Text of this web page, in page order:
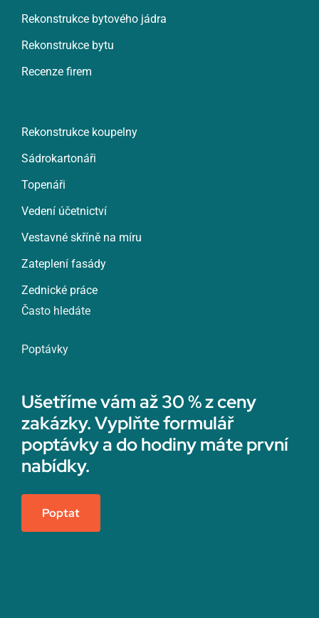
Rekonstrukce bytového jádra
Rekonstrukce bytu
Recenze firem
Rekonstrukce koupelny
Sádrokartonáři
Topenáři
Vedení účetnictví
Vestavné skříně na míru
Zateplení fasády
Zednické práce
Často hledáte
Poptávky
Ušetříme vám až 30 % z ceny
zakázky. Vyplňte formulář
poptávky a do hodiny máte první
nabídky.
Poptat